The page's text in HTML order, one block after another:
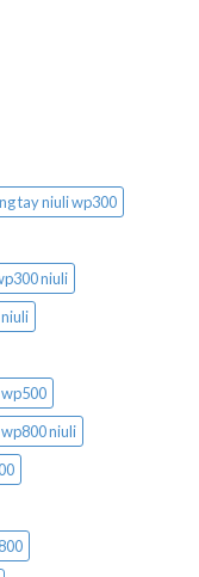
tay niuli wp300
niuli
niuli